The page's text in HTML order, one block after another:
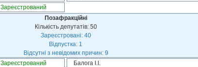
Зареєстрований
Позафракційні
Кількість депутатів: 50
Зареєстровані: 40
Відпустка: 1
Відсутні з невідомих причин: 9
Зареєстрований Балога І.І.